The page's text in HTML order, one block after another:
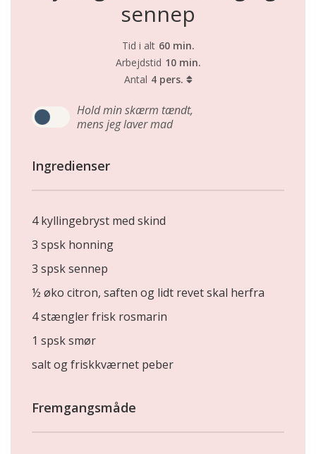
sennep
Tid i alt 60 min.
Arbejdstid 10 min.
Antal 4 pers.
Hold min skærm tændt,
mens jeg laver mad
Ingredienser
4 kyllingebryst med skind
3 spsk honning
3 spsk sennep
½ øko citron, saften og lidt revet skal herfra
4 stængler frisk rosmarin
1 spsk smør
salt og friskkværnet peber
Fremgangsmåde